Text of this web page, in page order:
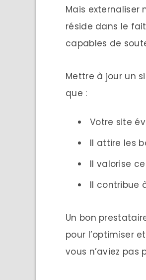
Mais externaliser
réside dans le
capables de
Mettre à jour un
que :
Votre site
Il attire les
Il valorise
Il contribue
Un bon
pour l’optimiser
vous n’aviez pas